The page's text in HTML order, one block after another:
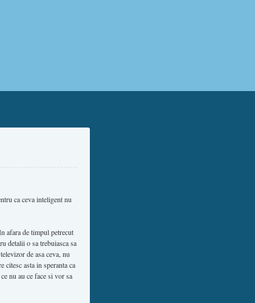
ca ceva inteligent nu
afara de timpul petrecut
detalii o sa trebuiasca sa
de asa ceva, nu
citesc asta in speranta ca
nu au ce face si vor sa